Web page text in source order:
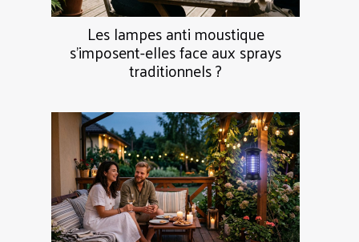
Les lampes anti moustique
s’imposent-elles face aux sprays
traditionnels ?